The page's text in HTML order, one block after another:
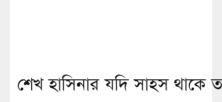
শেখ হাসিনার যদি সাহস